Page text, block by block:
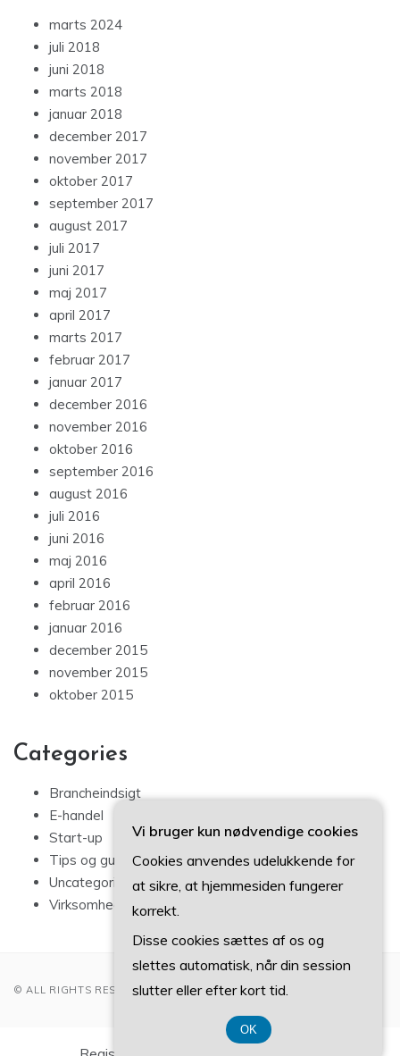
marts 2024
juli 2018
juni 2018
marts 2018
januar 2018
december 2017
november 2017
oktober 2017
september 2017
august 2017
juli 2017
juni 2017
maj 2017
april 2017
marts 2017
februar 2017
januar 2017
december 2016
november 2016
oktober 2016
september 2016
august 2016
juli 2016
juni 2016
maj 2016
april 2016
februar 2016
januar 2016
december 2015
november 2015
oktober 2015
Categories
Brancheindsigt
E-handel
Start-up
Tips og guides
Uncategorized
Virksomhedshistorier
© ALL RIGHTS RESERVED 2022
Vi bruger kun nødvendige cookies
Cookies anvendes udelukkende for
at sikre, at hjemmesiden fungerer
korrekt.
Disse cookies sættes af os og
slettes automatisk, når din session
slutter eller efter kort tid.
OK